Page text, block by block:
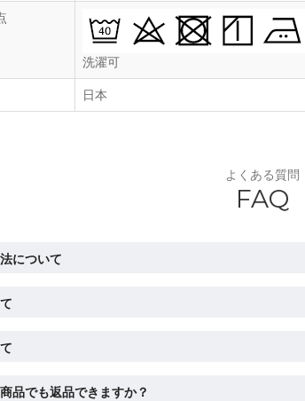
洗濯可
日本
よくある質問
FAQ
について
品でも返品できますか？